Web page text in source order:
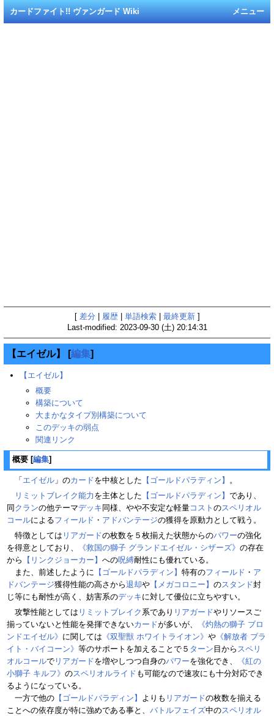
メニュー
カードファイト!! ヴァンガード Wiki
[ 差分 履歴| 単語検索| 最終更新]
Last-modified: 2023-09-30 (土) 20:14:31
【エイゼル】 [編集]
【エイゼル】
概要
構築について
大まかなタイプ別構築について
このデッキの弱点
関連リンク
概要 [編集]
「 エイゼル 」のカードを中核とした 【ゴールドパラディン】 。
リミットブレイク能力 を主体とした 【ゴールドパラディン】 であり、
同 クランの他テーマデッキ 同様、やや不安定な軽量コスト のスペリオル
コールによるフィールド ・ アドバンテージの獲得を原動力として戦う。
特徴としては リアガードの枚数を５枚揃えた状態からのパワーの強化
を得意としており、
《救国の獅子 グランドエイゼル・シザーズ》 の存在
から
【リンクジョーカー】 への呪縛耐性にも優れている。
また、前述したように 【ゴールドパラディン】 特有のフィールド ・ ア
ドバンテージ獲得性能の高さから退却や 【メガコロニー】 のスタンド封
じ等にも耐性が高く、妨害系のデッキに対して優位に立ちやすい。
攻撃性能としては リミットブレイク 系であり リアガードやリソースご
揃っていないと性能を発揮できないカードが多いが、
《灼熱の獅子 ブロ
ンドエイゼル》 に関しては 《双聖獣 ホワイトライオン》 や 《解放者 ブラ
イト・バイコーン》 等のサポートを加えることで５ ターン 目から スペリ
オルコールで リアガードを増やしつつ自身のパワーを強化でき、
《紅の
小獅子 キルフ》 のスペリオルライド も可能なので速攻にも十分対応でき
るようになっている。
一方で他の 【ゴールドパラディン】 よりも リアガードの枚数を揃える
ことへの依存度が特に強めである事と、 バトルフェイズ中のスペリオル